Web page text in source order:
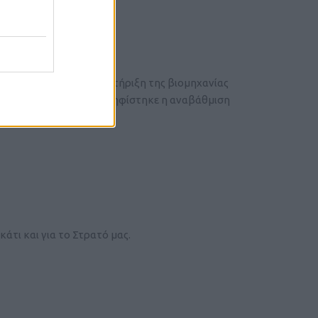
αγορές χωρίς υποστήριξη της βιομηχανίας
έχουν καμία ιδέα αν ψηφίστηκε η αναβάθμιση
και για το Στρατό μας.